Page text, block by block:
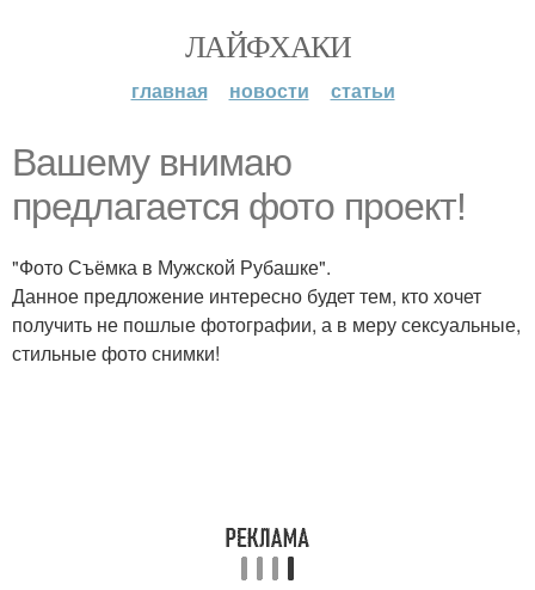
ЛАЙФХАКИ
главная новости статьи
Вашему внимаю
предлагается фото проект!
"Фото Съёмка в Мужской Рубашке".
Данное предложение интересно будет тем, кто хочет
получить не пошлые фотографии, а в меру сексуальные,
стильные фото снимки!